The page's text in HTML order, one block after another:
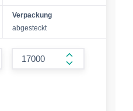
Verpackung
abgesteckt
form.increase-